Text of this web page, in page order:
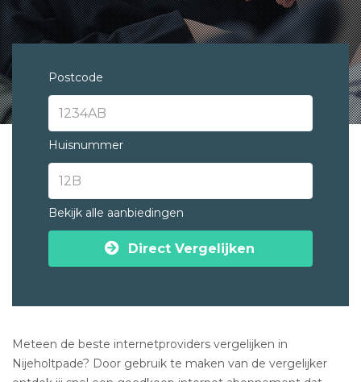
Postcode
Huisnummer
Bekijk alle aanbiedingen
Direct Vergelijken
Meteen de beste internetproviders vergelijken in
Nijeholtpade? Door gebruik te maken van de vergelijker